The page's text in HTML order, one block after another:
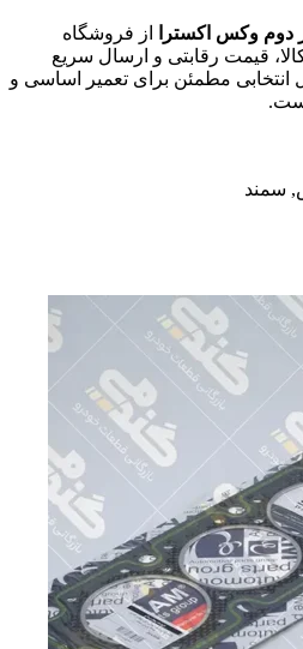
دوم وکس اکسترا
از فروشگاه
قیمت رقابتی و ارسال سریع
مطمئن برای تعمیر اساسی و